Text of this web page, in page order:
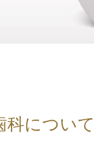
科につい